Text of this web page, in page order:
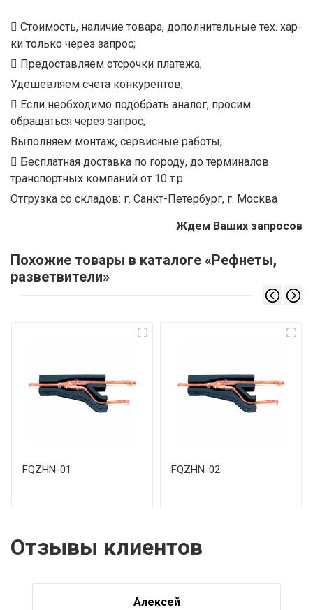
Стоимость, наличие товара, дополнительные тех. хар-
ки только через запрос;
Предоставляем отсрочки платежа;
Удешевляем счета конкурентов;
Если необходимо подобрать аналог, просим
обращаться через запрос;
Выполняем монтаж, сервисные работы;
Бесплатная доставка по городу, до терминалов
транспортных компаний от 10 т.р.
Отгрузка со складов: г. Санкт-Петербург, г. Москва
Ждем Ваших запросов
Похожие товары в каталоге «Рефнеты,
разветвители»
FQZHN-01 FQZHN-02
Отзывы клиентов
Алексей